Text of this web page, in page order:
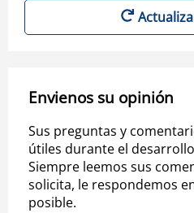
Envienos su opinión
Sus preguntas y
útiles durante el
Siempre leemos sus
solicita, le respondemos
posible.